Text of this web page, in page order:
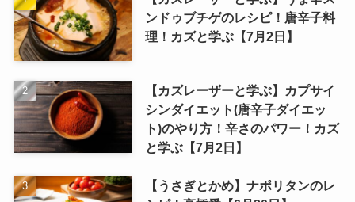
ンドゥブチゲのレシピ！唐辛子料
理！カズと学ぶ【7月2日】
【カズレーザーと学ぶ】カプサイ
シンダイエット(唐辛子ダイエッ
ト)のやり方！辛さのパワー！カズ
と学ぶ【7月2日】
【うさぎとかめ】ナポリタンのレ